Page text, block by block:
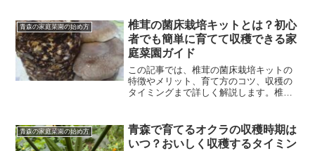
青森の家庭菜園の始め方
椎茸の菌床栽培キットとは？初心
者でも簡単に育てて収穫できる家
庭菜園ガイド
この記事では、椎茸の菌床栽培キットの
特徴やメリット、育て方のコツ、収穫の
タイミングまで詳しく解説します。椎茸
（菌床）を使って家庭で椎茸を栽培でき
るセットのことです。菌床は...
青森の家庭菜園の始め方
青森で育てるオクラの収穫時期は
いつ？おいしく収穫するタイミン